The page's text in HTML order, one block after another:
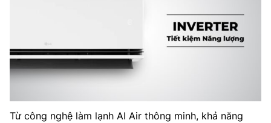
Từ công nghệ làm lạnh AI Air thông minh, khả năng